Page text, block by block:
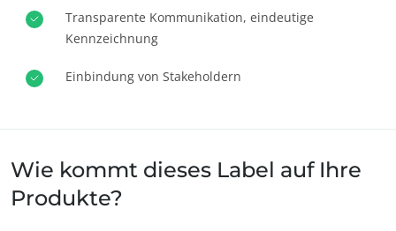
Peru (Spanisch)
Vereinigte
(Englisch)
Transparente Kommunikation, eindeutige
Kennzeichnung
Einbindung von Stakeholdern
Wie kommt dieses Label auf Ihre
Produkte?